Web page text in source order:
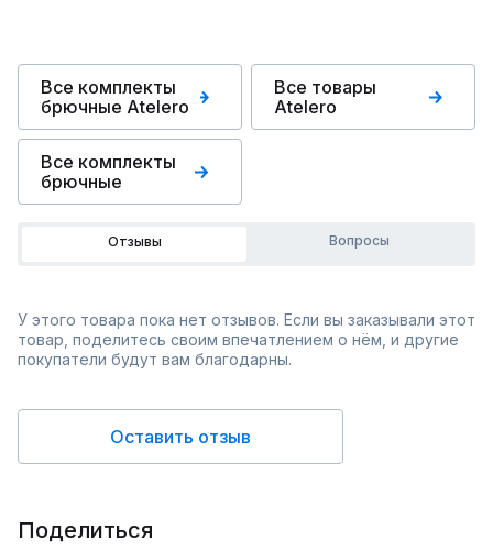
Все комплекты
брючные Atelero
Все товары
Atelero
Все комплекты
брючные
Отзывы Вопросы
У этого товара пока нет отзывов. Если вы заказывали этот
товар, поделитесь своим впечатлением о нём, и другие
покупатели будут вам благодарны.
Оставить отзыв
Поделиться